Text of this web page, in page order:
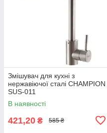
Змішувач для кухні з
нержавіючої сталі CHAMPION
SUS-011
В наявності
421,20 ₴ 585 ₴